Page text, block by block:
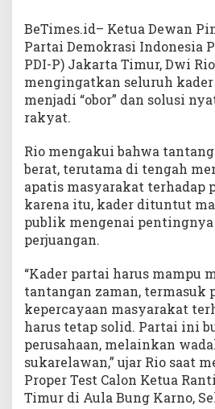
BeTimes.id– Ketua Dewan
Partai Demokrasi Indonesia
PDI-P) Jakarta Timur, Dwi
mengingatkan seluruh
menjadi “obor” dan solusi
rakyat.
Rio mengakui bahwa
berat, terutama di tengah
apatis masyarakat terhadap
karena itu, kader dituntut
publik mengenai pentingnya
perjuangan.
“Kader partai harus mampu
tantangan zaman, termasuk
kepercayaan masyarakat
harus tetap solid. Partai ini
perusahaan, melainkan
sukarelawan,” ujar Rio saat
Proper Test Calon Ketua
Timur di Aula Bung Karno,